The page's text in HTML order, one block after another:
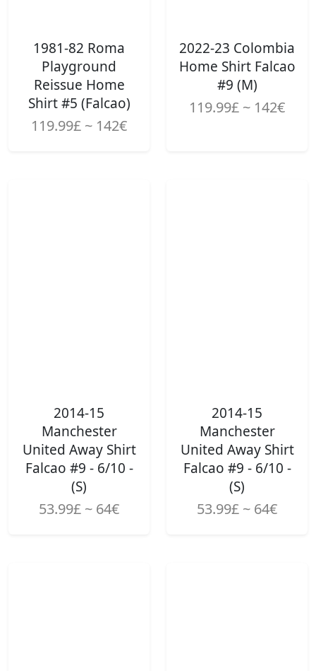
1981-82 Roma
Playground
Reissue Home
Shirt #5 (Falcao)
119.99£ ~ 142€
2022-23 Colombia
Home Shirt Falcao
#9 (M)
119.99£ ~ 142€
2014-15
Manchester
United Away Shirt
Falcao #9 - 6/10 -
(S)
53.99£ ~ 64€
2014-15
Manchester
United Away Shirt
Falcao #9 - 6/10 -
(S)
53.99£ ~ 64€